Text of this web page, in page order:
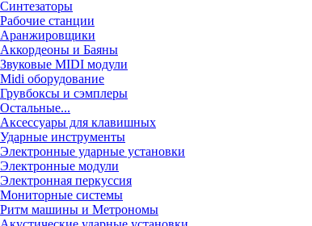
Синтезаторы
Рабочие станции
Аранжировщики
Аккордеоны и Баяны
Звуковые MIDI модули
Midi оборудование
Грувбоксы и сэмплеры
Остальные...
Аксессуары для клавишных
Ударные инструменты
Электронные ударные установки
Электронные модули
Электронная перкуссия
Мониторные системы
Ритм машины и Метрономы